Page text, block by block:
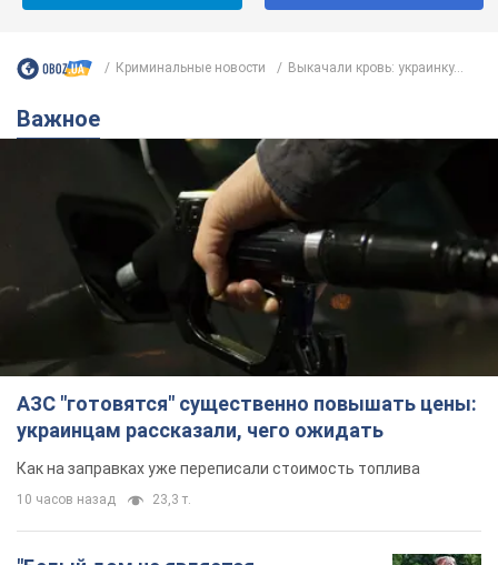
Криминальные новости Выкачали кровь: украинку...
Важное
АЗС "готовятся" существенно повышать цены:
украинцам рассказали, чего ожидать
Как на заправках уже переписали стоимость топлива
10 часов назад 23,3 т.